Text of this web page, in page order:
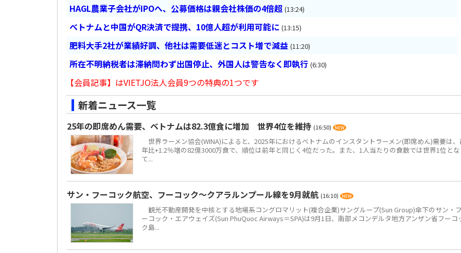
HAGL農業子会社がIPOへ、公募価格は親会社株価の4倍超 (13:24)
ベトナムと中国がQR決済で提携、10億人超が利用可能に (13:15)
肥料大手2社が業績好調、他社は需要低迷とコスト増で減益 (11:20)
所在不明納税者は滞納問わず出国停止、外国人は警告なく即執行 (6:30)
【会員記事】はVIETJO法人会員9つの特典の1つです
新着ニュース一覧
25年の即席めん需要、ベトナムは82.3億食に増加 世界4位を維持 (16:50)
世界ラーメン協会(WINA)によると、2025年におけるベトナムのインスタントラーメン(即席めん)需要は
年比+1.2％増の82億3000万食で、順位は前年と同じく4位だった。また、1人当たりの食数では世界1位と
て...
サン・フーコック航空、フーコック～クアラルンプール線を9月就航 (16:10)
観光不動産開発を中核とする地場系コングロマリット(複合企業)サングループ(Sun Group)傘下のサン・
ーコック・エアウェイズ(Sun PhuQuoc Airways＝SPA)は9月1日、南部メコンデルタ地方アンザン省フーコ
ク島...